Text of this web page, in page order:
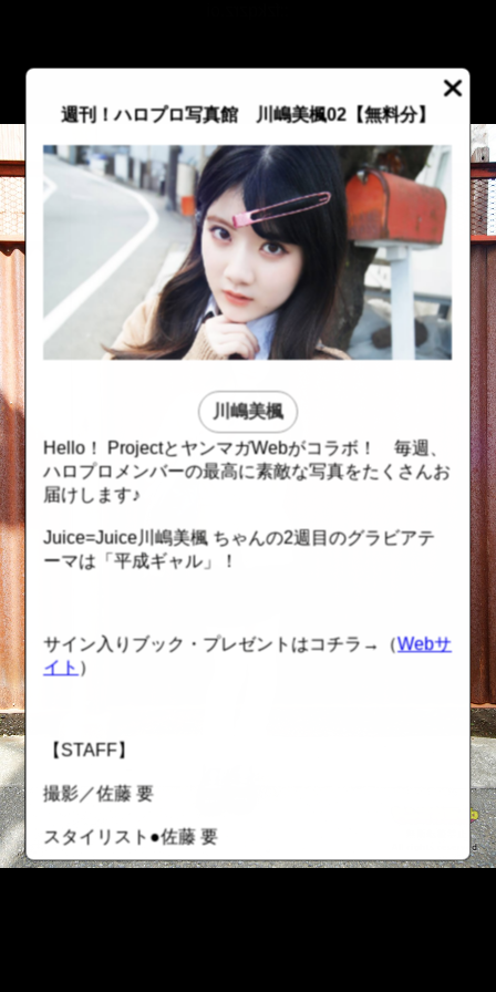
週刊！ハロプロ写真館 川嶋美楓02【無料分】
川嶋美楓
Hello！ ProjectとヤンマガWebがコラボ！ 毎週、
ハロプロメンバーの最高に素敵な写真をたくさんお
届けします♪
Juice=Juice川嶋美楓 ちゃんの2週目のグラビアテ
ーマは「平成ギャル」！
サイン入りブック・プレゼントはコチラ→（Webサ
イト ）
【STAFF】
撮影／佐藤 要
スタイリスト●佐藤 要
::fzkqzrz.oi ::fzkqzrz.oi